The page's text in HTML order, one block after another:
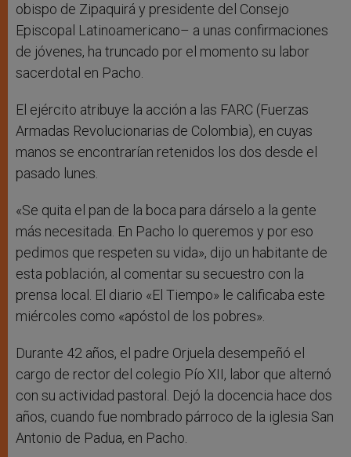
obispo de Zipaquirá y presidente del Consejo
Episcopal Latinoamericano– a unas confirmaciones
de jóvenes, ha truncado por el momento su labor
sacerdotal en Pacho.
El ejército atribuye la acción a las FARC (Fuerzas
Armadas Revolucionarias de Colombia), en cuyas
manos se encontrarían retenidos los dos desde el
pasado lunes.
«Se quita el pan de la boca para dárselo a la gente
más necesitada. En Pacho lo queremos y por eso
pedimos que respeten su vida», dijo un habitante de
esta población, al comentar su secuestro con la
prensa local. El diario «El Tiempo» le calificaba este
miércoles como «apóstol de los pobres».
Durante 42 años, el padre Orjuela desempeñó el
cargo de rector del colegio Pío XII, labor que alternó
con su actividad pastoral. Dejó la docencia hace dos
años, cuando fue nombrado párroco de la iglesia San
Antonio de Padua, en Pacho.